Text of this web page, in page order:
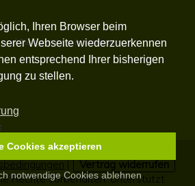
Ihren Browser beim
Webseite wiederzuerkennen
entsprechend Ihrer bisherigen
zu stellen.
notwendige Cookies ablehnen
Cookies akzeptieren
Tiergestützte Intervention
|Erklärung zur Barrierefreiheit
|
Vertrag widerrufen
Rechte vorbehalten. Unterstützt